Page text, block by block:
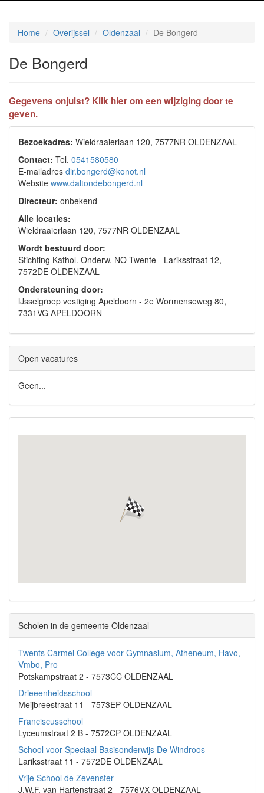
Home Overijssel Oldenzaal De Bongerd
De Bongerd
Gegevens onjuist? Klik hier om een wijziging door te
geven.
Bezoekadres: Wieldraaierlaan 120, 7577NR OLDENZAAL
Contact: Tel. 0541580580
E-mailadres dir.bongerd@konot.nl
Website www.daltondebongerd.nl
Directeur: onbekend
Alle locaties:
Wieldraaierlaan 120, 7577NR OLDENZAAL
Wordt bestuurd door:
Stichting Kathol. Onderw. NO Twente - Lariksstraat 12,
7572DE OLDENZAAL
Ondersteuning door:
IJsselgroep vestiging Apeldoorn - 2e Wormenseweg 80,
7331VG APELDOORN
Open vacatures
Geen...
Scholen in de gemeente Oldenzaal
Twents Carmel College voor Gymnasium, Atheneum, Havo,
Vmbo, Pro
Potskampstraat 2 - 7573CC OLDENZAAL
Drieeenheidsschool
Meijbreestraat 11 - 7573EP OLDENZAAL
Franciscusschool
Lyceumstraat 2 B - 7572CP OLDENZAAL
School voor Speciaal Basisonderwijs De Windroos
Lariksstraat 11 - 7572DE OLDENZAAL
Vrije School de Zevenster
J.W.F. van Hartenstraat 2 - 7576VX OLDENZAAL